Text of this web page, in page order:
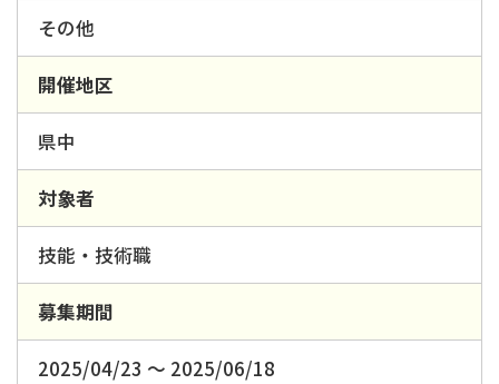
その他
開催地区
県中
対象者
技能・技術職
募集期間
2025/04/23 ～ 2025/06/18